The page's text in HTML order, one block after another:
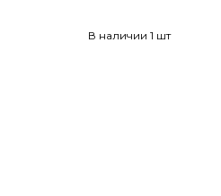
В наличии 1 шт